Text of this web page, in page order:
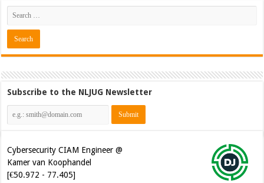
Subscribe to the NLJUG Newsletter
Kamer van Koophandel
[€50.972 - 77.405]